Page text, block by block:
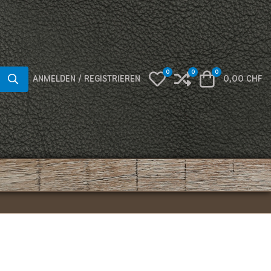
ANMELDEN / REGISTRIEREN My Wishlist
0 Compare
0 Warenkorb
0
0,00 CHF